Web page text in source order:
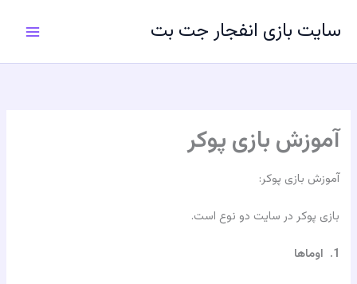
سایت بازی انفجار جت بت
آموزش بازی پوکر
آموزش بازی پوکر:
بازی پوکر در سایت دو نوع است.
1. اوماها